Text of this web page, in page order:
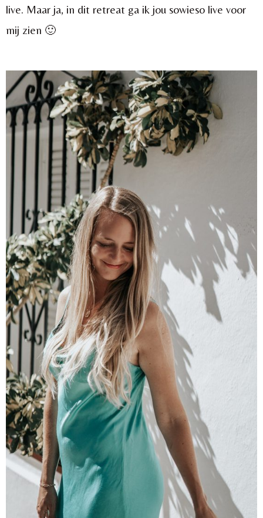
live. Maar ja, in dit retreat ga ik jou sowieso live voor
mij zien 🙂